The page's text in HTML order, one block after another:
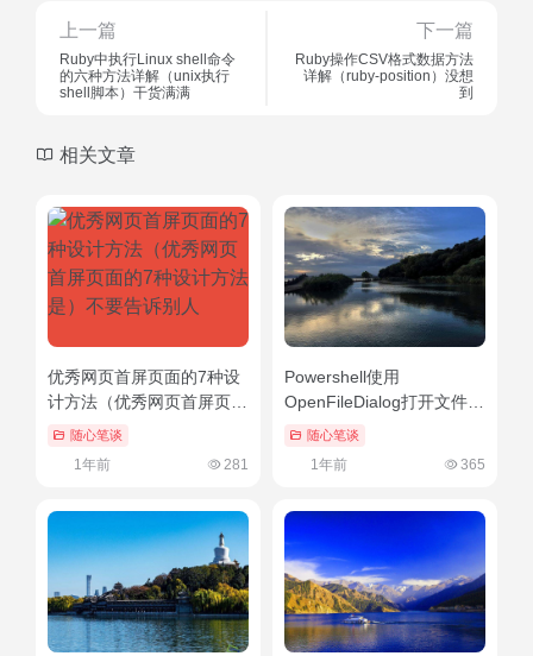
上一篇
Ruby中执行Linux shell命令
的六种方法详解（unix执行
shell脚本）干货满满
下一篇
Ruby操作CSV格式数据方法
详解（ruby-position）没想
到
相关文章
优秀网页首屏页面的7种设
计方法（优秀网页首屏页面
的7种设计方法是）不要告
随心笔谈
1年前 281
Powershell使用
OpenFileDialog打开文件示
例（powershell在哪）硬核
随心笔谈
1年前 365